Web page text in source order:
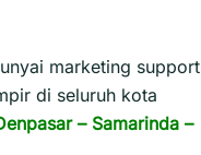
marketing support
di seluruh kota
– Samarinda –